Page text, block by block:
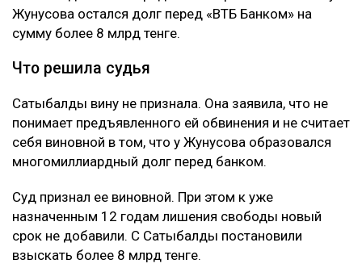
Жунусова остался долг перед «ВТБ Банком» на
сумму более 8 млрд тенге.
Что решила судья
Сатыбалды вину не признала. Она заявила, что не
понимает предъявленного ей обвинения и не считает
себя виновной в том, что у Жунусова образовался
многомиллиардный долг перед банком.
Суд признал ее виновной. При этом к уже
назначенным 12 годам лишения свободы новый
срок не добавили. С Сатыбалды постановили
взыскать более 8 млрд тенге.